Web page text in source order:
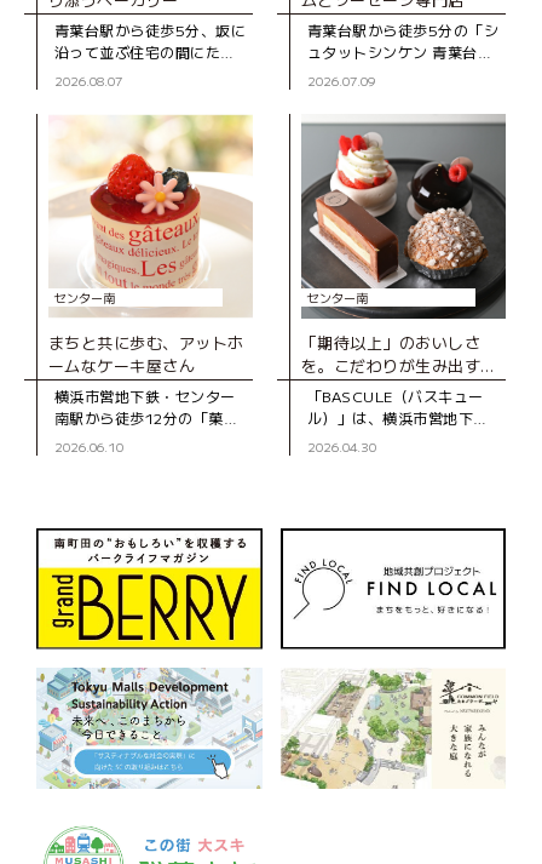
青葉台駅から徒歩5分、坂に
沿って並ぶ住宅の間にたた
ずむ「ブーランジェD316
プンしたベーカリー。木の
ぬくもりを感じる店内のシ
ョー
2026.08.07
青葉台駅から徒歩5分の「シ
ュタットシンケン 青葉台本
店」は、手作りハムとソー
の地元で長く親しまれてい
2026.07.09
センター南
まちと共に歩む、アットホ
ームなケーキ屋さん
横浜市営地下鉄・センター
南駅から徒歩12分の「菓子
工房スグーリ」は、パティ
は、センター南駅
2026.06.10
センター南
「期待以上」のおいしさ
を。こだわりが生み出す、
とびきりのスイーツ
「BASCULE（バスキュー
ル）」は、横浜市営地下
鉄・センター南駅から徒歩3
藤さんは、自
2026.04.30